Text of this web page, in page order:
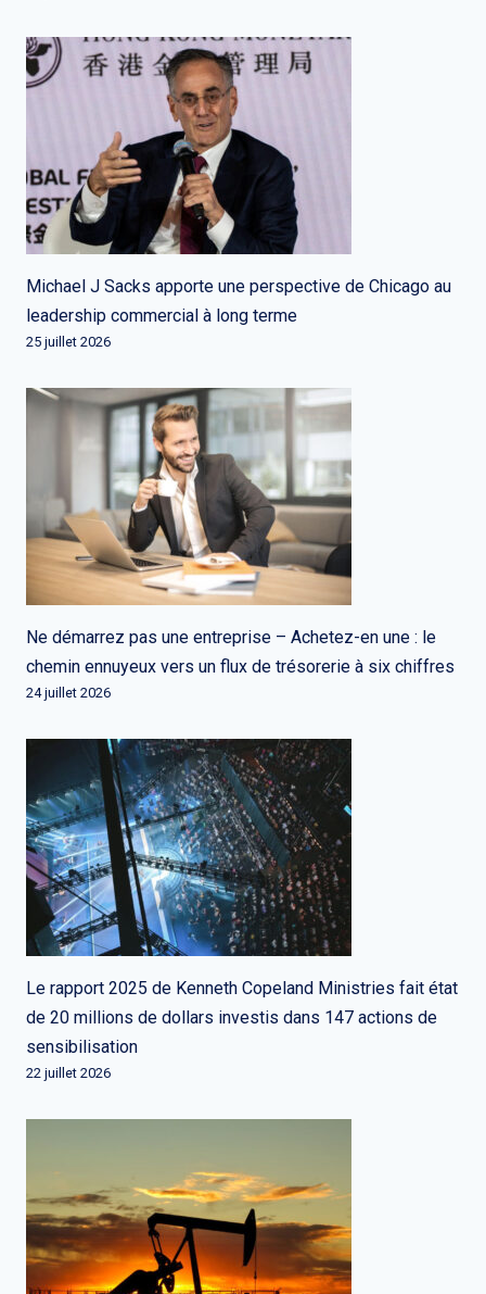
Michael J Sacks apporte une perspective de Chicago au
leadership commercial à long terme
25 juillet 2026
Ne démarrez pas une entreprise – Achetez-en une : le
chemin ennuyeux vers un flux de trésorerie à six chiffres
24 juillet 2026
Le rapport 2025 de Kenneth Copeland Ministries fait état
de 20 millions de dollars investis dans 147 actions de
sensibilisation
22 juillet 2026